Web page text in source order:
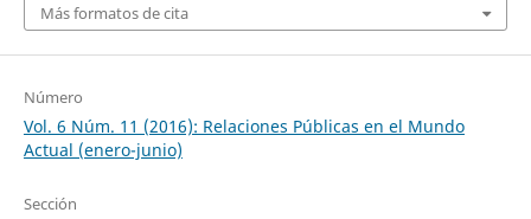
Más formatos de cita
Número
Vol. 6 Núm. 11 (2016): Relaciones Públicas en el Mundo
Actual (enero-junio)
Sección